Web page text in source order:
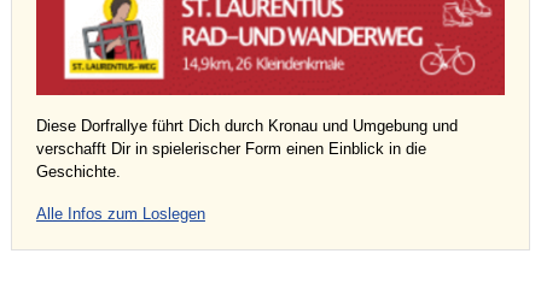
Diese Dorfrallye führt Dich durch Kronau und Umgebung und
verschafft Dir in spielerischer Form einen Einblick in die
Geschichte.
Alle Infos zum Loslegen